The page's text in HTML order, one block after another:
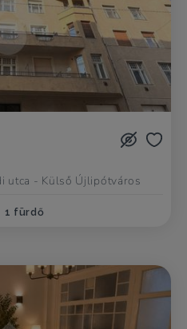
utca - Külső Újlipótváros
1 fürdő